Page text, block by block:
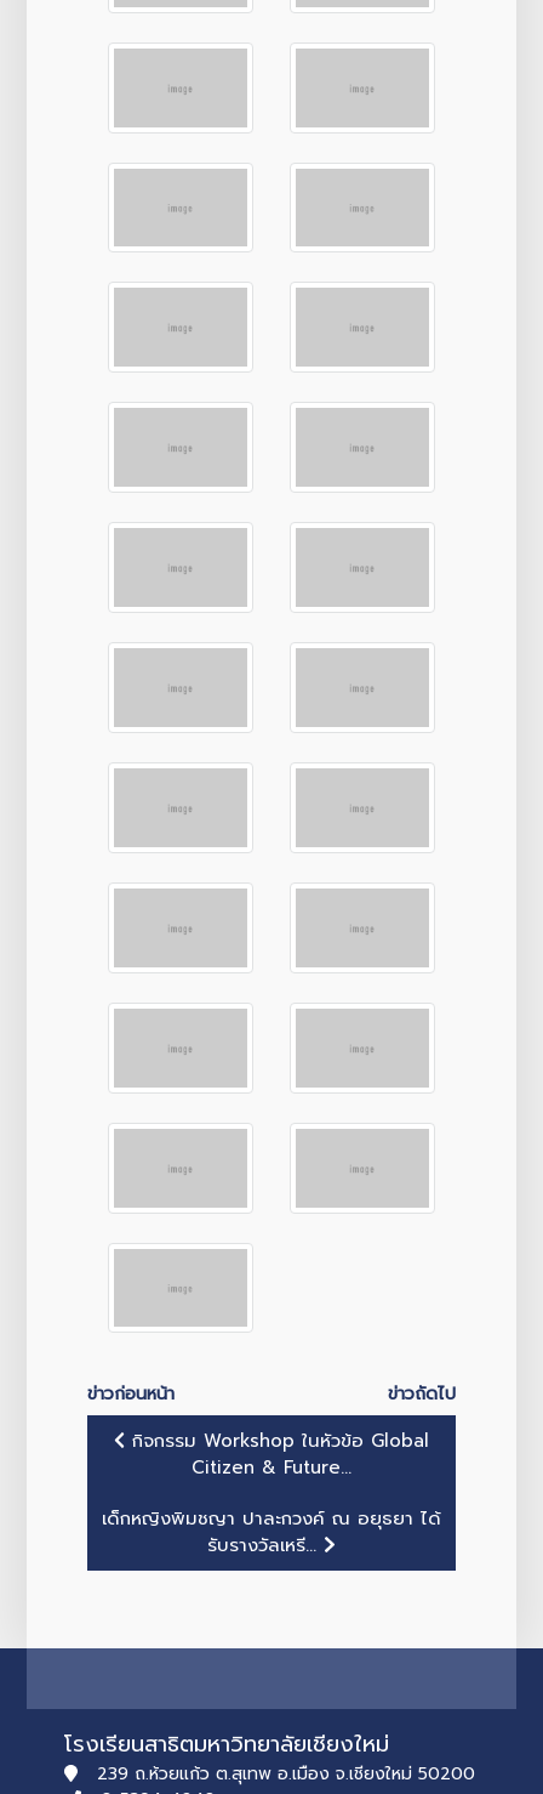
ข่าวก่อนหน้า
ข่าวถัดไป
กิจกรรม Workshop ในหัวข้อ Global
Citizen & Future...
เด็กหญิงพิมชญา ปาละกวงค์ ณ อยุธยา ได้
รับรางวัลเหรี...
โรงเรียนสาธิตมหาวิทยาลัยเชียงใหม่
239 ถ.ห้วยแก้ว ต.สุเทพ อ.เมือง จ.เชียงใหม่ 50200